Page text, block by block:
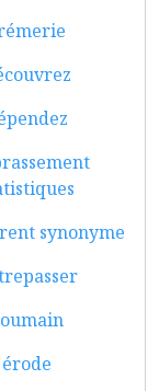
synonyme
érode